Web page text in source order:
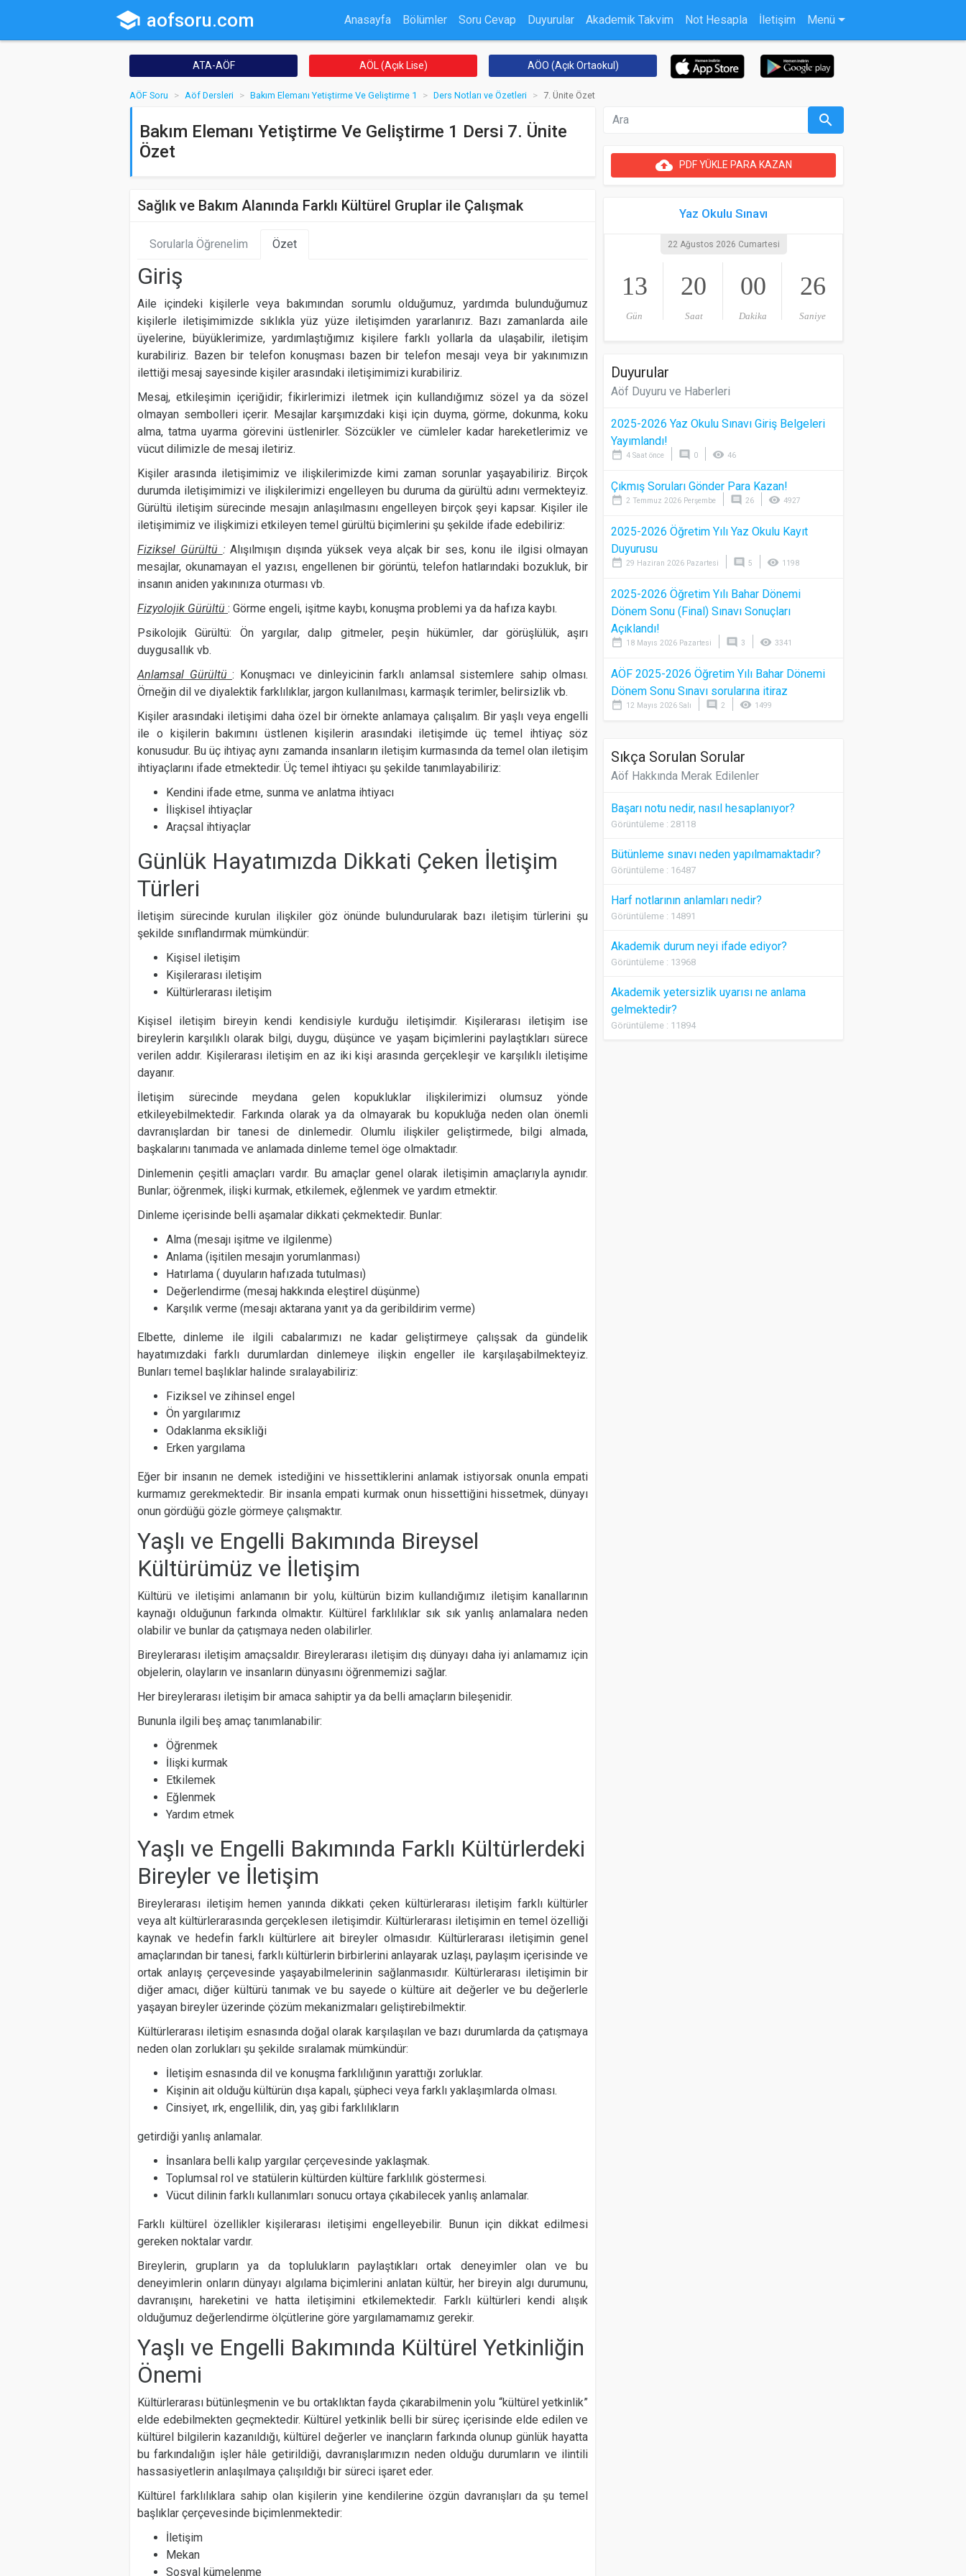
school aofsoru.com Anasayfa Bölümler Soru Cevap Duyurular Akademik Takvim Not Hesapla İletişim Menü
ATA-AÖF AÖL (Açık Lise) AÖO (Açık Ortaokul)
AÖF Soru Aöf Dersleri Bakım Elemanı Yetiştirme Ve Geliştirme 1 Ders Notları ve Özetleri 7. Ünite Özet
Bakım Elemanı Yetiştirme Ve Geliştirme 1 Dersi 7. Ünite
Özet
Sağlık ve Bakım Alanında Farklı Kültürel Gruplar ile Çalışmak
Sorularla Öğrenelim Özet
Giriş
Aile içindeki kişilerle veya bakımından sorumlu olduğumuz, yardımda bulunduğumuz
kişilerle iletişimimizde sıklıkla yüz yüze iletişimden yararlanırız. Bazı zamanlarda aile
üyelerine, büyüklerimize, yardımlaştığımız kişilere farklı yollarla da ulaşabilir, iletişim
kurabiliriz. Bazen bir telefon konuşması bazen bir telefon mesajı veya bir yakınımızın
ilettiği mesaj sayesinde kişiler arasındaki iletişimimizi kurabiliriz.
Mesaj, etkileşimin içeriğidir; fikirlerimizi iletmek için kullandığımız sözel ya da sözel
olmayan sembolleri içerir. Mesajlar karşımızdaki kişi için duyma, görme, dokunma, koku
alma, tatma uyarma görevini üstlenirler. Sözcükler ve cümleler kadar hareketlerimiz ve
vücut dilimizle de mesaj iletiriz.
Kişiler arasında iletişimimiz ve ilişkilerimizde kimi zaman sorunlar yaşayabiliriz. Birçok
durumda iletişimimizi ve ilişkilerimizi engelleyen bu duruma da gürültü adını vermekteyiz.
Gürültü iletişim sürecinde mesajın anlaşılmasını engelleyen birçok şeyi kapsar. Kişiler ile
iletişimimiz ve ilişkimizi etkileyen temel gürültü biçimlerini şu şekilde ifade edebiliriz:
Fiziksel Gürültü :Alışılmışın dışında yüksek veya alçak bir ses, konu ile ilgisi olmayan
mesajlar, okunamayan el yazısı, engellenen bir görüntü, telefon hatlarındaki bozukluk, bir
insanın aniden yakınınıza oturması vb.
Fizyolojik Gürültü : Görme engeli, işitme kaybı, konuşma problemi ya da hafıza kaybı.
Psikolojik Gürültü: Ön yargılar, dalıp gitmeler, peşin hükümler, dar görüşlülük, aşırı
duygusallık vb.
Anlamsal Gürültü: Konuşmacı ve dinleyicinin farklı anlamsal sistemlere sahip olması.
Örneğin dil ve diyalektik farklılıklar, jargon kullanılması, karmaşık terimler, belirsizlik vb.
Kişiler arasındaki iletişimi daha özel bir örnekte anlamaya çalışalım. Bir yaşlı veya engelli
ile o kişilerin bakımını üstlenen kişilerin arasındaki iletişimde üç temel ihtiyaç söz
konusudur. Bu üç ihtiyaç aynı zamanda insanların iletişim kurmasında da temel olan iletişim
ihtiyaçlarını ifade etmektedir. Üç temel ihtiyacı şu şekilde tanımlayabiliriz:
Kendini ifade etme, sunma ve anlatma ihtiyacı
İlişkisel ihtiyaçlar
Araçsal ihtiyaçlar
Günlük Hayatımızda Dikkati Çeken İletişim
Türleri
İletişim sürecinde kurulan ilişkiler göz önünde bulundurularak bazı iletişim türlerini şu
şekilde sınıflandırmak mümkündür:
Kişisel iletişim
Kişilerarası iletişim
Kültürlerarası iletişim
Kişisel iletişim bireyin kendi kendisiyle kurduğu iletişimdir. Kişilerarası iletişim ise
bireylerin karşılıklı olarak bilgi, duygu, düşünce ve yaşam biçimlerini paylaştıkları sürece
verilen addır. Kişilerarası iletişim en az iki kişi arasında gerçekleşir ve karşılıklı iletişime
dayanır.
İletişim sürecinde meydana gelen kopukluklar ilişkilerimizi olumsuz yönde
etkileyebilmektedir. Farkında olarak ya da olmayarak bu kopukluğa neden olan önemli
davranışlardan bir tanesi de dinlemedir. Olumlu ilişkiler geliştirmede, bilgi almada,
başkalarını tanımada ve anlamada dinleme temel öge olmaktadır.
Dinlemenin çeşitli amaçları vardır. Bu amaçlar genel olarak iletişimin amaçlarıyla aynıdır.
Bunlar; öğrenmek, ilişki kurmak, etkilemek, eğlenmek ve yardım etmektir.
Dinleme içerisinde belli aşamalar dikkati çekmektedir. Bunlar:
Alma (mesajı işitme ve ilgilenme)
Anlama (işitilen mesajın yorumlanması)
Hatırlama ( duyuların hafızada tutulması)
Değerlendirme (mesaj hakkında eleştirel düşünme)
Karşılık verme (mesajı aktarana yanıt ya da geribildirim verme)
Elbette, dinleme ile ilgili cabalarımızı ne kadar geliştirmeye çalışsak da gündelik
hayatımızdaki farklı durumlardan dinlemeye ilişkin engeller ile karşılaşabilmekteyiz.
Bunları temel başlıklar halinde sıralayabiliriz:
Fiziksel ve zihinsel engel
Ön yargılarımız
Odaklanma eksikliği
Erken yargılama
Eğer bir insanın ne demek istediğini ve hissettiklerini anlamak istiyorsak onunla empati
kurmamız gerekmektedir. Bir insanla empati kurmak onun hissettiğini hissetmek, dünyayı
onun gördüğü gözle görmeye çalışmaktır.
Yaşlı ve Engelli Bakımında Bireysel
Kültürümüz ve İletişim
Kültürü ve iletişimi anlamanın bir yolu, kültürün bizim kullandığımız iletişim kanallarının
kaynağı olduğunun farkında olmaktır. Kültürel farklılıklar sık sık yanlış anlamalara neden
olabilir ve bunlar da çatışmaya neden olabilirler.
Bireylerarası iletişim amaçsaldır. Bireylerarası iletişim dış dünyayı daha iyi anlamamız için
objelerin, olayların ve insanların dünyasını öğrenmemizi sağlar.
Her bireylerarası iletişim bir amaca sahiptir ya da belli amaçların bileşenidir.
Bununla ilgili beş amaç tanımlanabilir:
Öğrenmek
İlişki kurmak
Etkilemek
Eğlenmek
Yardım etmek
Yaşlı ve Engelli Bakımında Farklı Kültürlerdeki
Bireyler ve İletişim
Bireylerarası iletişim hemen yanında dikkati çeken kültürlerarası iletişim farklı kültürler
veya alt kültürlerarasında gerçeklesen iletişimdir. Kültürlerarası iletişimin en temel özelliği
kaynak ve hedefin farklı kültürlere ait bireyler olmasıdır. Kültürlerarası iletişimin genel
amaçlarından bir tanesi, farklı kültürlerin birbirlerini anlayarak uzlaşı, paylaşım içerisinde ve
ortak anlayış çerçevesinde yaşayabilmelerinin sağlanmasıdır. Kültürlerarası iletişimin bir
diğer amacı, diğer kültürü tanımak ve bu sayede o kültüre ait değerler ve bu değerlerle
yaşayan bireyler üzerinde çözüm mekanizmaları geliştirebilmektir.
Kültürlerarası iletişim esnasında doğal olarak karşılaşılan ve bazı durumlarda da çatışmaya
neden olan zorlukları şu şekilde sıralamak mümkündür:
İletişim esnasında dil ve konuşma farklılığının yarattığı zorluklar.
Kişinin ait olduğu kültürün dışa kapalı, şüpheci veya farklı yaklaşımlarda olması.
Cinsiyet, ırk, engellilik, din, yaş gibi farklılıkların
getirdiği yanlış anlamalar.
İnsanlara belli kalıp yargılar çerçevesinde yaklaşmak.
Toplumsal rol ve statülerin kültürden kültüre farklılık göstermesi.
Vücut dilinin farklı kullanımları sonucu ortaya çıkabilecek yanlış anlamalar.
Farklı kültürel özellikler kişilerarası iletişimi engelleyebilir. Bunun için dikkat edilmesi
gereken noktalar vardır.
Bireylerin, grupların ya da toplulukların paylaştıkları ortak deneyimler olan ve bu
deneyimlerin onların dünyayı algılama biçimlerini anlatan kültür, her bireyin algı durumunu,
davranışını, hareketini ve hatta iletişimini etkilemektedir. Farklı kültürleri kendi alışık
olduğumuz değerlendirme ölçütlerine göre yargılamamamız gerekir.
Yaşlı ve Engelli Bakımında Kültürel Yetkinliğin
Önemi
Kültürlerarası bütünleşmenin ve bu ortaklıktan fayda çıkarabilmenin yolu “kültürel yetkinlik”
elde edebilmekten geçmektedir. Kültürel yetkinlik belli bir süreç içerisinde elde edilen ve
kültürel bilgilerin kazanıldığı, kültürel değerler ve inançların farkında olunup günlük hayatta
bu farkındalığın işler hâle getirildiği, davranışlarımızın neden olduğu durumların ve ilintili
hassasiyetlerin anlaşılmaya çalışıldığı bir süreci işaret eder.
Kültürel farklılıklara sahip olan kişilerin yine kendilerine özgün davranışları da şu temel
başlıklar çerçevesinde biçimlenmektedir:
İletişim
Mekan
Sosyal kümelenme
search
cloud_uploadPDF YÜKLE PARA KAZAN
Yaz Okulu Sınavı
22 Ağustos 2026 Cumartesi
13
Gün
20
Saat
00
Dakika
25
Saniye
Duyurular
Aöf Duyuru ve Haberleri
2025-2026 Yaz Okulu Sınavı Giriş Belgeleri
Yayımlandı!
date_range 4 Saat önce comment 0 visibility 46
Çıkmış Soruları Gönder Para Kazan!
date_range 2 Temmuz 2026 Perşembe comment 26 visibility 4927
2025-2026 Öğretim Yılı Yaz Okulu Kayıt
Duyurusu
date_range 29 Haziran 2026 Pazartesi comment 5 visibility 1198
2025-2026 Öğretim Yılı Bahar Dönemi
Dönem Sonu (Final) Sınavı Sonuçları
Açıklandı!
date_range 18 Mayıs 2026 Pazartesi comment 3 visibility 3341
AÖF 2025-2026 Öğretim Yılı Bahar Dönemi
Dönem Sonu Sınavı sorularına itiraz
date_range 12 Mayıs 2026 Salı comment 2 visibility 1499
Sıkça Sorulan Sorular
Aöf Hakkında Merak Edilenler
Başarı notu nedir, nasıl hesaplanıyor?
Görüntüleme : 28118
Bütünleme sınavı neden yapılmamaktadır?
Görüntüleme : 16487
Harf notlarının anlamları nedir?
Görüntüleme : 14891
Akademik durum neyi ifade ediyor?
Görüntüleme : 13968
Akademik yetersizlik uyarısı ne anlama
gelmektedir?
Görüntüleme : 11894